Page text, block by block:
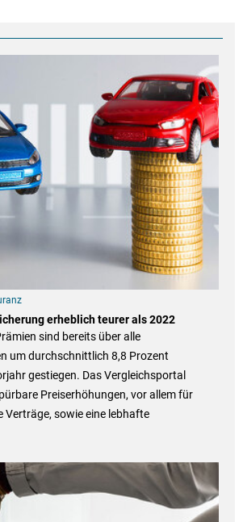
erheblich teurer als 2022
sind bereits über alle
um durchschnittlich 8,8 Prozent
gestiegen. Das Vergleichsportal
Preiserhöhungen, vor allem für
Verträge, sowie eine lebhafte